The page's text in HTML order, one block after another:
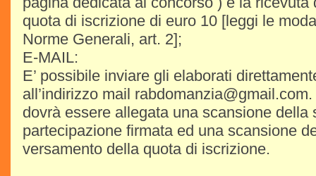
quota di iscrizione di euro 10 [leggi le
Norme Generali, art. 2];
E-MAIL:
E’ possibile inviare gli elaborati
all’indirizzo mail
dovrà essere allegata una scansione della
partecipazione firmata ed una scansione
versamento della quota di iscrizione.